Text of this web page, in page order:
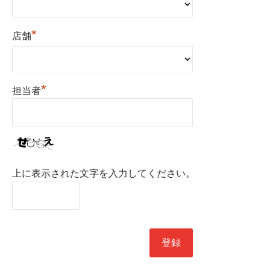
店舗*
担当者*
上に表示された文字を入力してください。